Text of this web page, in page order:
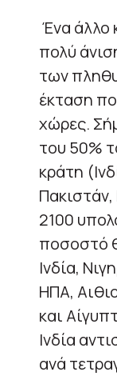
Ένα άλλο
πολύ
των
έκταση
χώρες.
του 50%
κράτη
2100
ποσοστό
Ινδία,
ΗΠΑ,
και
Ινδία
ανά